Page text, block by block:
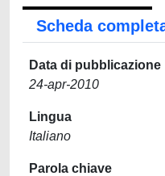
Scheda
Data di pubblicazione
24-apr-2010
Lingua
Italiano
Parola chiave